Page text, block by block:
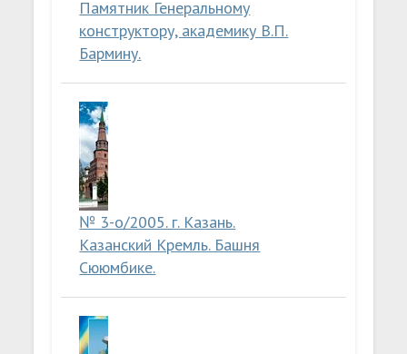
Памятник Генеральному
конструктору, академику В.П.
Бармину.
№ 3-о/2005. г. Казань.
Казанский Кремль. Башня
Сююмбике.